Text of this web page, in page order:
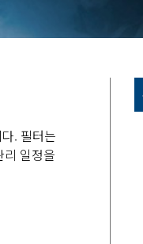
. 필터는
일정을